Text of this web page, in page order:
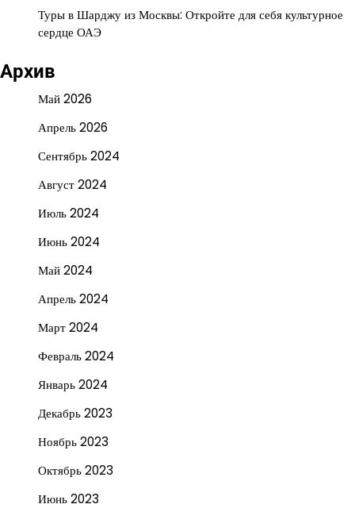
Туры в Шарджу из Москвы: Откройте для себя культурное
сердце ОАЭ
Архив
Май 2026
Апрель 2026
Сентябрь 2024
Август 2024
Июль 2024
Июнь 2024
Май 2024
Апрель 2024
Март 2024
Февраль 2024
Январь 2024
Декабрь 2023
Ноябрь 2023
Октябрь 2023
Июнь 2023